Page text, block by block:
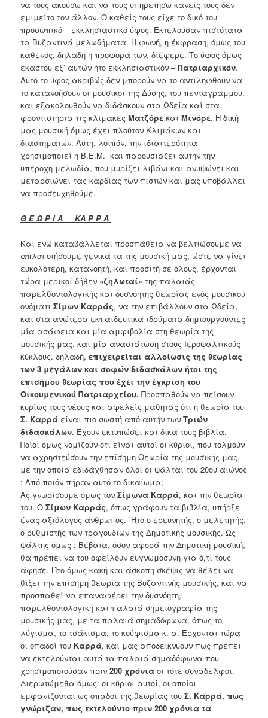
να τους ακούσω και να τους υπηρετήσω κανείς τους δεν
εμιμείτο τον άλλον. Ο καθείς τους είχε το δικό του
προσωπικό – εκκλησιαστικό ύφος. Εκτελούσαν πιστότατα
τα Βυζαντινά μελωδήματα. Η φωνή, η έκφραση, όμως του
καθενός, δηλαδή η προφορά των, διέφερε. Το ύφος όμως
εκάστου εξ’ αυτών ήτο εκκλησιαστικόν –Πατριαρχικόν.
Αυτό το ύφος ακριβώς δεν μπορούν να το αντιληφθούν να
το κατανοήσουν οι μουσικοί της Δύσης, του πενταγράμμου,
και εξακολουθούν να διδάσκουν στα Ωδεία καί στα
φροντιστήρια τις κλίμακεςΜατζόρε καιΜινόρε. Η δική
μας μουσική όμως έχει πλούτον Κλιμάκων και
διαστημάτων. Αύτη, λοιπόν, την ιδιαιτερότητα
χρησιμοποιεί η Β.Ε.Μ. και παρουσιάζει αυτήν την
υπέροχη μελωδία, που μυρίζει λιβάνι και ανυψώνει και
μεταρσιώνει τας καρδίας των πιστών και μας υποβάλλει
να προσευχηθούμε.
Θ Ε Ω Ρ Ι Α ΚΑ Ρ Ρ Α
Και ενώ καταβάλλεται προσπάθεια να βελτιώσουμε να
απλοποιήσουμε γενικά τα της μουσική μας, ώστε να γίνει
ευκολότερη, κατανοητή, και προσιτή σε όλους, έρχονται
τώρα μερικοί δήθεν «ζηλωταί» της παλαιάς
παρελθοντολογικής και δυσνόητης θεωρίας ενός μουσικού
ονόματιΣίμων Καρράς, να την επιβάλλουν στα Ωδεία,
και στα ανώτερα εκπαιδευτικά ιδρύματα δημιουργούντες
μία ασάφεια και μία αμφιβολία στη θεωρία της
μουσικής μας, και μία αναστάτωση στους Ιεροψαλτικούς
κύκλους. δηλαδή,επιχειρείται αλλοίωσις της θεωρίας
των 3 μεγάλων και σοφών διδασκάλων ήτοι της
επισήμου θεωρίας που έχει την έγκριση του
Οικουμενικού Πατριαρχείου. Προσπαθούν να πείσουν
κυρίως τους νέους και αφελείς μαθητάς ότι η θεωρία του
Σ. Καρρά είναι πιο σωστή από αυτήν τωνΤριών
διδασκάλων. Έχουν εκτυπώσει και δικά τους βιβλία.
Ποίοι όμως νομίζουν ότι είναι αυτοί οι κύριοι, που τολμούν
να αχρηστεύσουν την επίσημη Θεωρία της μουσικής μας,
με την οποία εδιδάχθησαν όλοι οι ψάλται του 20ου αιώνος
; Από ποιόν πήραν αυτό το δικαίωμα;
Ας γνωρίσουμε όμως τονΣίμωνα Καρρά, και την θεωρία
του. ΟΣίμων Καρράς, όπως γράφουν τα βιβλία, υπήρξε
ένας αξιόλογος άνθρωπος. ΄Ητο ο ερευνητής, ο μελετητής,
ο ρυθμιστής των τραγουδιών της Δημοτικής μουσικής. Ως
ψάλτης όμως ; Βέβαια, όσον αφορά την Δημοτική μουσική,
θα πρέπει να του οφείλουν ευγνωμοσύνη για ό,τι τους
άφησε. Ήτο όμως κακή και άσκοπη σκέψις να θέλει να
θίξει την επίσημη θεωρία της Βυζαντινής μουσικής, και να
προσπαθεί να επαναφέρει την δυσνόητη,
παρελθοντολογική και παλαιά σημειογραφία της
μουσικής μας, με τα παλαιά σημαδόφωνα, όπως το
λύγισμα, το τσάκισμα, το κούφισμα κ. α. Έρχονται τώρα
οι οπαδοί του Καρρά, και μας αποδεικνύουν πως πρέπει
να εκτελούνται αυτά τα παλαιά σημαδόφωνα που
χρησιμοποιούσαν πριν200 χρόνια οι τότε συνάδελφοι.
Διερωτώμεθα όμως: οι κύριοι αυτοί, οι οποίοι
εμφανίζονται ως οπαδοί της θεωρίας τουΣ. Καρρά, πως
γνώριζαν, πως εκτελούντο πριν 200 χρόνια τα